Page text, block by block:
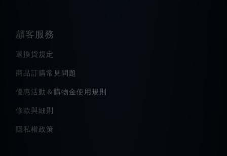
顧客服務
退換貨規定
商品訂購常見問題
優惠活動＆購物金使用規則
條款與細則
隱私權政策